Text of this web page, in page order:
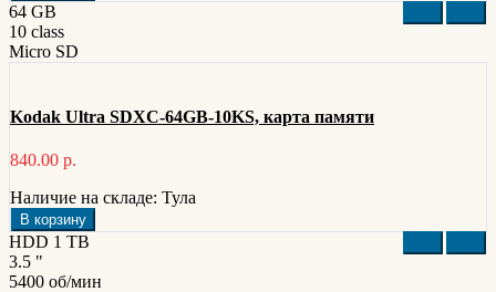
64 GB
10 class
Micro SD
Kodak Ultra SDXC-64GB-10KS, карта памяти
840.00 р.
Наличие на складе: Тула
В корзину
HDD 1 TB
3.5 "
5400 об/мин